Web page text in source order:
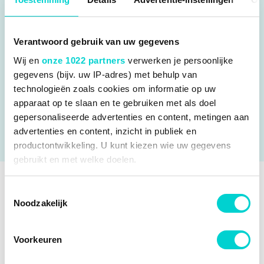
Verantwoord gebruik van uw gegevens
Wij en onze 1022 partners verwerken je persoonlijke
gegevens (bijv. uw IP-adres) met behulp van
technologieën zoals cookies om informatie op uw
apparaat op te slaan en te gebruiken met als doel
gepersonaliseerde advertenties en content, metingen aan
advertenties en content, inzicht in publiek en
productontwikkeling. U kunt kiezen wie uw gegevens
gebruikt en met welke doelen.
Informatie verzamelen over uw geografische locatie,
Uw apparaat identificeren door het actief te scannen
op specifieke eigenschappen (fingerprinting)
Noodzakelijk
Voorkeuren
Serie E61 Touring 2004-2010 (excl. M sport)
ZwartBescherm de achterbumper van jouw auto nu
met de RGM achterbumperbeschermer!De meeste
moderne voertuigen hebben in kleur gespoten
achterbumpers, die kwetsbaar zijn voor schade en erg
duur zijn om opnie...
LEES VERDER
BESCHERMLIJST PASSEND VOOR
BMW 5-SERIE E61 TOURING 2004-